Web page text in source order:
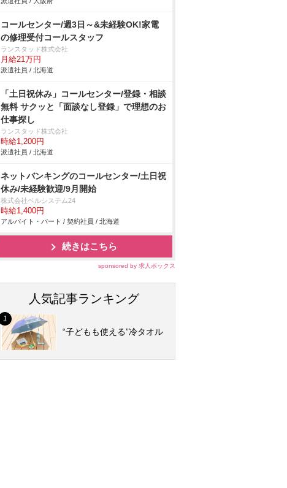
コールセンター/週3日～&未経験OK!家電
の修理受付コールスタッフ
ランスタッド株式会社
月給21万円
派遣社員 / 北海道
「土日祝休み」コールセンター/登録・相談
無料 サクッと「面談なし登録」で理想のお
仕事探し
ランスタッド株式会社
時給1,200円
派遣社員 / 北海道
ネットバンキングのコールセンター/土日祝
休み/未経験歓迎/9月開始
株式会社ベルシステム24
時給1,400円
アルバイト・パート / 契約社員 / 北海道
続きはこちら
sponsored by 求人ボックス
人気記事ランキング
“子どもも使える”冷タオル